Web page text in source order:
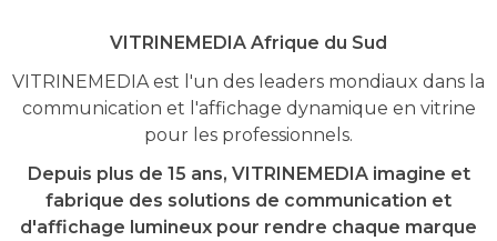
VITRINEMEDIA Afrique du Sud
VITRINEMEDIA est l'un des leaders mondiaux dans la
communication et l'affichage dynamique en vitrine
pour les professionnels.
Depuis plus de 15 ans, VITRINEMEDIA imagine et
fabrique des solutions de communication et
d'affichage lumineux pour rendre chaque marque